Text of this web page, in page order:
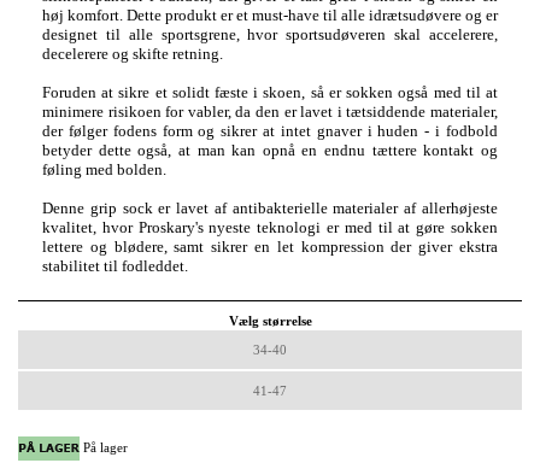
høj komfort. Dette produkt er et must-have til alle idrætsudøvere og er
designet til alle sportsgrene, hvor sportsudøveren skal accelerere,
decelerere og skifte retning.
Foruden at sikre et solidt fæste i skoen, så er sokken også med til at
minimere risikoen for vabler, da den er lavet i tætsiddende materialer,
der følger fodens form og sikrer at intet gnaver i huden - i fodbold
betyder dette også, at man kan opnå en endnu tættere kontakt og
føling med bolden.
Denne grip sock er lavet af antibakterielle materialer af allerhøjeste
kvalitet, hvor Proskary's nyeste teknologi er med til at gøre sokken
lettere og blødere, samt sikrer en let kompression der giver ekstra
stabilitet til fodleddet.
Vælg størrelse
34-40
41-47
På lager